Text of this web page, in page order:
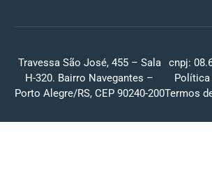
Travessa São José, 455 – Sala
H-320. Bairro Navegantes –
Porto Alegre/RS, CEP 90240-200
cnpj:
Política
Termos